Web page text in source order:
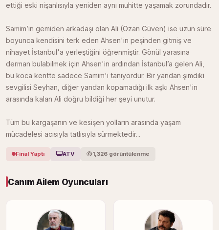
ettiği eski nişanlısıyla yeniden aynı muhitte yaşamak zorundadır.
Samim’in gemiden arkadaşı olan Ali (Ozan Güven) ise uzun süre
boyunca kendisini terk eden Ahsen'in peşinden gitmiş ve
nihayet İstanbul'a yerleştiğini öğrenmiştir. Gönül yarasına
derman bulabilmek için Ahsen'in ardından İstanbul’a gelen Ali,
bu koca kentte sadece Samim'i tanıyordur. Bir yandan şimdiki
sevgilisi Seyhan, diğer yandan kopamadığı ilk aşkı Ahsen'in
arasında kalan Ali doğru bildiği her şeyi unutur.
Tüm bu kargaşanın ve kesişen yolların arasında yaşam
mücadelesi acısıyla tatlısıyla sürmektedir...
Final Yaptı ATV 1,326 görüntülenme
Canım Ailem Oyuncuları